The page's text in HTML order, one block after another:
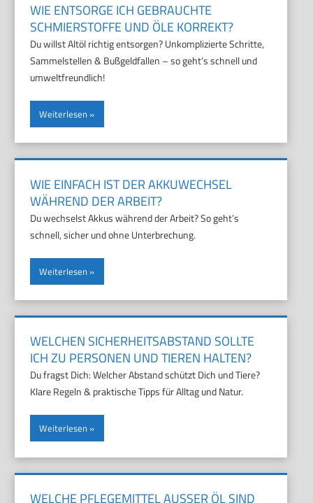
WIE ENTSORGE ICH GEBRAUCHTE
SCHMIERSTOFFE UND ÖLE KORREKT?
Du willst Altöl richtig entsorgen? Unkomplizierte Schritte,
Sammelstellen & Bußgeldfallen – so geht’s schnell und
umweltfreundlich!
Weiterlesen
WIE EINFACH IST DER AKKUWECHSEL
WÄHREND DER ARBEIT?
Du wechselst Akkus während der Arbeit? So geht’s
schnell, sicher und ohne Unterbrechung.
Weiterlesen
WELCHEN SICHERHEITSABSTAND SOLLTE
ICH ZU PERSONEN UND TIEREN HALTEN?
Du fragst Dich: Welcher Abstand schützt Dich und Tiere?
Klare Regeln & praktische Tipps für Alltag und Natur.
Weiterlesen
WELCHE PFLEGEMITTEL AUSSER ÖL SIND S